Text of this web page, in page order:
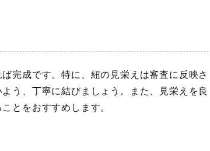
完成です。特に、紐の見栄えは審査に反映さ
う、丁寧に結びましょう。また、見栄えを良
とをおすすめします。